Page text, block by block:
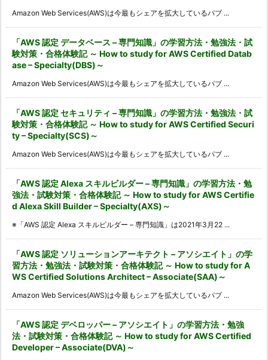
Amazon Web Services(AWS)は今最もシェアを拡大しているパブ ...
「AWS 認定 データベース – 専門知識」の学習方法・勉強法・試
験対策・合格体験記 ～ How to study for AWS Certified Datab
ase – Specialty(DBS)～
Amazon Web Services(AWS)は今最もシェアを拡大しているパブ ...
「AWS 認定 セキュリティ – 専門知識」の学習方法・勉強法・試
験対策・合格体験記 ～ How to study for AWS Certified Securi
ty – Specialty(SCS)～
Amazon Web Services(AWS)は今最もシェアを拡大しているパブ ...
「AWS 認定 Alexa スキルビルダー – 専門知識」の学習方法・勉
強法・試験対策・合格体験記 ～ How to study for AWS Certifie
d Alexa Skill Builder – Specialty(AXS)～
※「AWS 認定 Alexa スキルビルダー – 専門知識」は2021年3月22 ...
「AWS 認定 ソリューションアーキテクト – アソシエイト」の学
習方法・勉強法・試験対策・合格体験記 ～ How to study for A
WS Certified Solutions Architect – Associate(SAA)～
Amazon Web Services(AWS)は今最もシェアを拡大しているパブ ...
「AWS 認定 デベロッパー – アソシエイト」の学習方法・勉強
法・試験対策・合格体験記 ～ How to study for AWS Certified
Developer – Associate(DVA)～